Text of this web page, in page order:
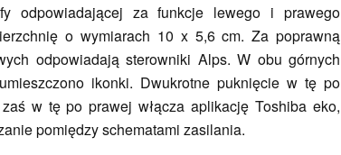
odpowiadającej za funkcje lewego i prawego
o wymiarach 10 x 5,6 cm. Za poprawną
odpowiadają sterowniki Alps. W obu górnych
ikonki. Dwukrotne puknięcie w tę po
w tę po prawej włącza aplikację Toshiba eko,
pomiędzy schematami zasilania.